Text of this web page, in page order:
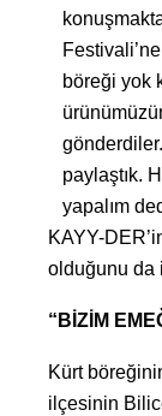
böreği yok
paylaştık.
yapalım
KAYY-
olduğunu da
“BİZİM
Kürt
ilçesinin